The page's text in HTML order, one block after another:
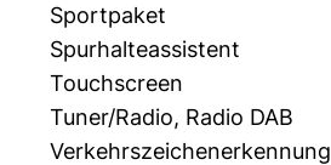
Sportpaket
Spurhalteassistent
Touchscreen
Tuner/Radio, Radio DAB
Verkehrszeichenerkennung